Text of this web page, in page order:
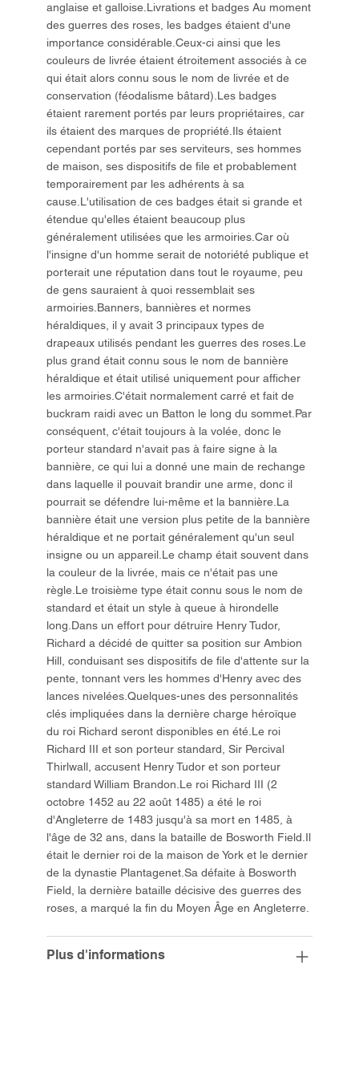
anglaise et galloise.Livrations et badges Au moment
des guerres des roses, les badges étaient d'une
importance considérable.Ceux-ci ainsi que les
couleurs de livrée étaient étroitement associés à ce
qui était alors connu sous le nom de livrée et de
conservation (féodalisme bâtard).Les badges
étaient rarement portés par leurs propriétaires, car
ils étaient des marques de propriété.Ils étaient
cependant portés par ses serviteurs, ses hommes
de maison, ses dispositifs de file et probablement
temporairement par les adhérents à sa
cause.L'utilisation de ces badges était si grande et
étendue qu'elles étaient beaucoup plus
généralement utilisées que les armoiries.Car où
l'insigne d'un homme serait de notoriété publique et
porterait une réputation dans tout le royaume, peu
de gens sauraient à quoi ressemblait ses
armoiries.Banners, bannières et normes
héraldiques, il y avait 3 principaux types de
drapeaux utilisés pendant les guerres des roses.Le
plus grand était connu sous le nom de bannière
héraldique et était utilisé uniquement pour afficher
les armoiries.C'était normalement carré et fait de
buckram raidi avec un Batton le long du sommet.Par
conséquent, c'était toujours à la volée, donc le
porteur standard n'avait pas à faire signe à la
bannière, ce qui lui a donné une main de rechange
dans laquelle il pouvait brandir une arme, donc il
pourrait se défendre lui-même et la bannière.La
bannière était une version plus petite de la bannière
héraldique et ne portait généralement qu'un seul
insigne ou un appareil.Le champ était souvent dans
la couleur de la livrée, mais ce n'était pas une
règle.Le troisième type était connu sous le nom de
standard et était un style à queue à hirondelle
long.Dans un effort pour détruire Henry Tudor,
Richard a décidé de quitter sa position sur Ambion
Hill, conduisant ses dispositifs de file d'attente sur la
pente, tonnant vers les hommes d'Henry avec des
lances nivelées.Quelques-unes des personnalités
clés impliquées dans la dernière charge héroïque
du roi Richard seront disponibles en été.Le roi
Richard III et son porteur standard, Sir Percival
Thirlwall, accusent Henry Tudor et son porteur
standard William Brandon.Le roi Richard III (2
octobre 1452 au 22 août 1485) a été le roi
d'Angleterre de 1483 jusqu'à sa mort en 1485, à
l'âge de 32 ans, dans la bataille de Bosworth Field.Il
était le dernier roi de la maison de York et le dernier
de la dynastie Plantagenet.Sa défaite à Bosworth
Field, la dernière bataille décisive des guerres des
roses, a marqué la fin du Moyen Âge en Angleterre.
Plus d'informations